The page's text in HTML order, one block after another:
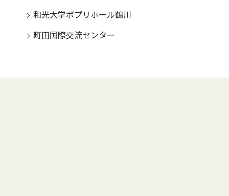
和光大学ポプリホール鶴川
町田国際交流センター